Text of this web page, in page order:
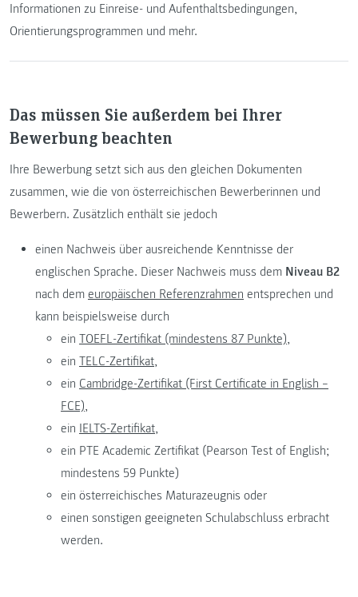
Informationen zu Einreise- und Aufenthaltsbedingungen,
Orientierungsprogrammen und mehr.
Das müssen Sie außerdem bei Ihrer
Bewerbung beachten
Ihre Bewerbung setzt sich aus den gleichen Dokumenten
zusammen, wie die von österreichischen Bewerberinnen und
Bewerbern. Zusätzlich enthält sie jedoch
einen Nachweis über ausreichende Kenntnisse der
englischen Sprache. Dieser Nachweis muss dem Niveau B2
nach dem europäischen Referenzrahmen entsprechen und
kann beispielsweise durch
ein TOEFL-Zertifikat (mindestens 87 Punkte),
ein TELC-Zertifikat,
ein Cambridge-Zertifikat (First Certificate in English –
FCE),
ein IELTS-Zertifikat,
ein PTE Academic Zertifikat (Pearson Test of English;
mindestens 59 Punkte)
ein österreichisches Maturazeugnis oder
einen sonstigen geeigneten Schulabschluss erbracht
werden.